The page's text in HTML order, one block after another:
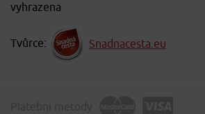
vyhrazena
Tvůrce: Snadnacesta.eu